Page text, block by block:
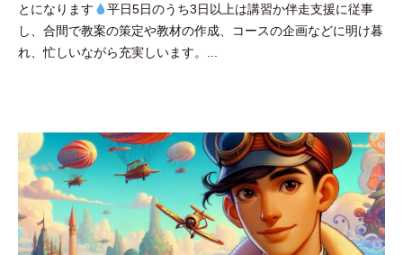
田
豪
とになります
平日5日のうち3日以上は講習か伴走支援に従事
し、合間で教案の策定や教材の作成、コースの企画などに明け暮
れ、忙しいながら充実しいます。...